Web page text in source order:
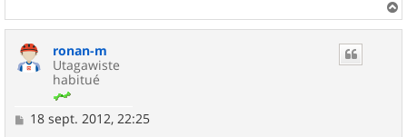
a
ronan-m
Utagawiste
habitué
M18 sept. 2012, 22:25